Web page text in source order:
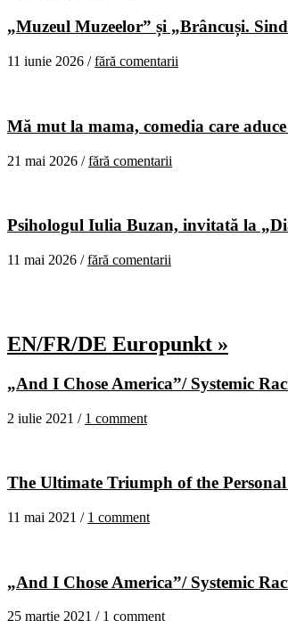
„Muzeul Muzeelor” și „Brâncuși.
11 iunie 2026 /fără comentarii
Mă mut la mama, comedia care
21 mai 2026 /fără comentarii
Psihologul Iulia Buzan, invitată la
11 mai 2026 /fără comentarii
EN/FR/DE Europunkt »
„And I Chose America”/ Systemic
2 iulie 2021 / 1 comment
The Ultimate Triumph of the
11 mai 2021 / 1 comment
„And I Chose America”/ Systemic
25 martie 2021 / 1 comment